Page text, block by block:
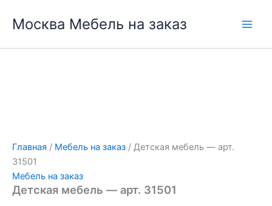
Москва Мебель на заказ
Главная / Мебель на заказ / Детская мебель — арт.
31501
Мебель на заказ
Детская мебель — арт. 31501